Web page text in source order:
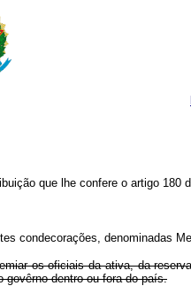
que lhe confere o artigo 180
condecorações, denominadas
os oficiais da ativa, da
govêrno dentro ou fora do país.